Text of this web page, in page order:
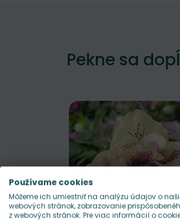
Pekne sa
Používame cookies
Môžeme ich umiestniť na analýzu údajov o
webových stránok, zobrazovanie
z webových stránok. Pre viac informácií o